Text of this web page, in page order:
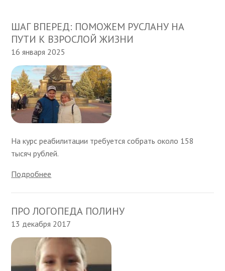
ШАГ ВПЕРЕД: ПОМОЖЕМ РУСЛАНУ НА
ПУТИ К ВЗРОСЛОЙ ЖИЗНИ
16 января 2025
На курс реабилитации требуется собрать около 158
тысяч рублей.
Подробнее
ПРО ЛОГОПЕДА ПОЛИНУ
13 декабря 2017